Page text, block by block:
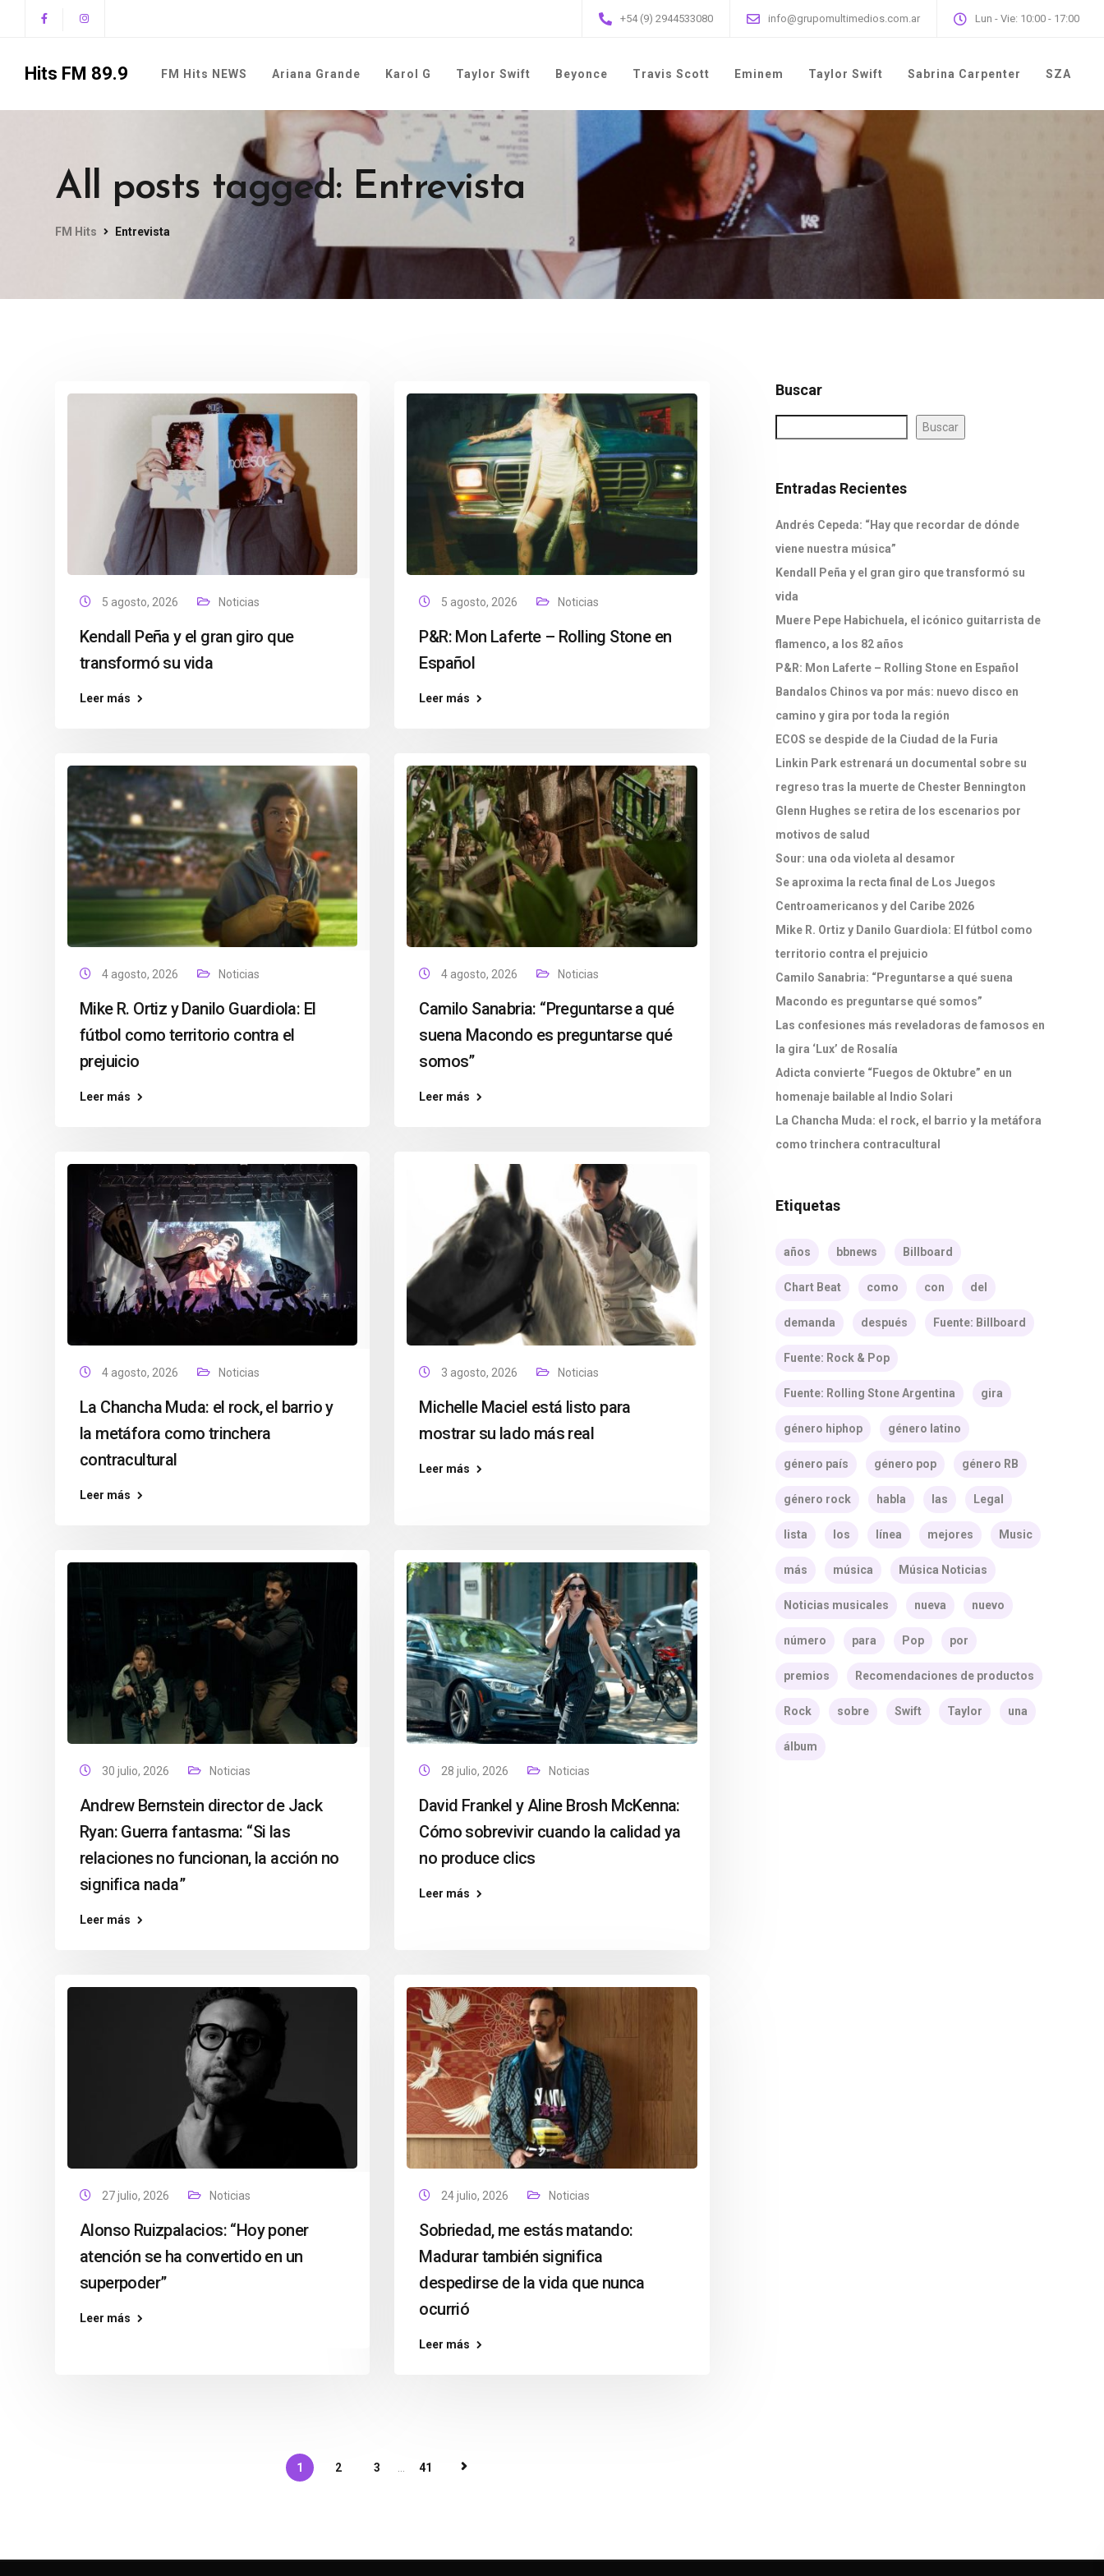
+54 (9) 2944533080 info@grupomultimedios.com.ar Lun - Vie: 10:00 - 17:00
Hits FM 89.9 FM Hits NEWS Ariana Grande Karol G Taylor Swift Beyonce Travis Scott Eminem Taylor Swift Sabrina Carpenter SZA
All posts tagged: Entrevista
FM Hits Entrevista
5 agosto, 2026 Noticias
Kendall Peña y el gran giro que
transformó su vida
Leer más
5 agosto, 2026 Noticias
P&R: Mon Laferte – Rolling Stone en
Español
Leer más
4 agosto, 2026 Noticias
Mike R. Ortiz y Danilo Guardiola: El
fútbol como territorio contra el
prejuicio
Leer más
4 agosto, 2026 Noticias
Camilo Sanabria: “Preguntarse a qué
suena Macondo es preguntarse qué
somos”
Leer más
4 agosto, 2026 Noticias
La Chancha Muda: el rock, el barrio y
la metáfora como trinchera
contracultural
Leer más
3 agosto, 2026 Noticias
Michelle Maciel está listo para
mostrar su lado más real
Leer más
30 julio, 2026 Noticias
Andrew Bernstein director de Jack
Ryan: Guerra fantasma: “Si las
relaciones no funcionan, la acción no
significa nada”
Leer más
28 julio, 2026 Noticias
David Frankel y Aline Brosh McKenna:
Cómo sobrevivir cuando la calidad ya
no produce clics
Leer más
27 julio, 2026 Noticias
Alonso Ruizpalacios: “Hoy poner
atención se ha convertido en un
superpoder”
Leer más
24 julio, 2026 Noticias
Sobriedad, me estás matando:
Madurar también significa
despedirse de la vida que nunca
ocurrió
Leer más
1 2 3 41
Buscar
Buscar
Entradas Recientes
Andrés Cepeda: “Hay que recordar de dónde
viene nuestra música”
Kendall Peña y el gran giro que transformó su
vida
Muere Pepe Habichuela, el icónico guitarrista de
flamenco, a los 82 años
P&R: Mon Laferte – Rolling Stone en Español
Bandalos Chinos va por más: nuevo disco en
camino y gira por toda la región
ECOS se despide de la Ciudad de la Furia
Linkin Park estrenará un documental sobre su
regreso tras la muerte de Chester Bennington
Glenn Hughes se retira de los escenarios por
motivos de salud
Sour: una oda violeta al desamor
Se aproxima la recta final de Los Juegos
Centroamericanos y del Caribe 2026
Mike R. Ortiz y Danilo Guardiola: El fútbol como
territorio contra el prejuicio
Camilo Sanabria: “Preguntarse a qué suena
Macondo es preguntarse qué somos”
Las confesiones más reveladoras de famosos en
la gira ‘Lux’ de Rosalía
Adicta convierte “Fuegos de Oktubre” en un
homenaje bailable al Indio Solari
La Chancha Muda: el rock, el barrio y la metáfora
como trinchera contracultural
Etiquetas
años bbnews Billboard
Chart Beat como con del
demanda después Fuente: Billboard
Fuente: Rock & Pop
Fuente: Rolling Stone Argentina gira
género hiphop género latino
género país género pop género RB
género rock habla las Legal
lista los línea mejores Music
más música Música Noticias
Noticias musicales nueva nuevo
número para Pop por
premios Recomendaciones de productos
Rock sobre Swift Taylor una
álbum